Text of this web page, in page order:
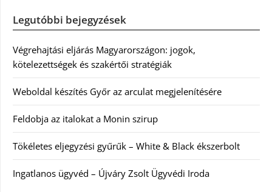
Legutóbbi bejegyzések
Végrehajtási eljárás Magyarországon: jogok,
kötelezettségek és szakértői stratégiák
Weboldal készítés Győr az arculat megjelenítésére
Feldobja az italokat a Monin szirup
Tökéletes eljegyzési gyűrűk – White & Black ékszerbolt
Ingatlanos ügyvéd – Újváry Zsolt Ügyvédi Iroda